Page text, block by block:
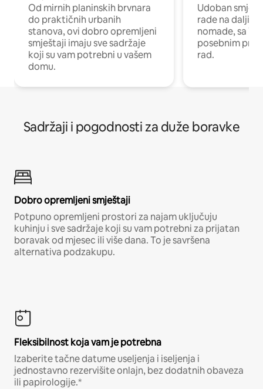
Od mirnih planinskih brvnara
do praktičnih urbanih
stanova, ovi dobro opremljeni
smještaji imaju sve sadržaje
koji su vam potrebni u vašem
domu.
Udoban
rade na
nomade, sa
posebnim
rad.
Sadržaji i pogodnosti za duže boravke
Dobro opremljeni smještaji
Potpuno opremljeni prostori za najam uključuju
kuhinju i sve sadržaje koji su vam potrebni za prijatan
boravak od mjesec ili više dana. To je savršena
alternativa podzakupu.
Fleksibilnost koja vam je potrebna
Izaberite tačne datume useljenja i iseljenja i
jednostavno rezervišite onlajn, bez dodatnih obaveza
ili papirologije.*